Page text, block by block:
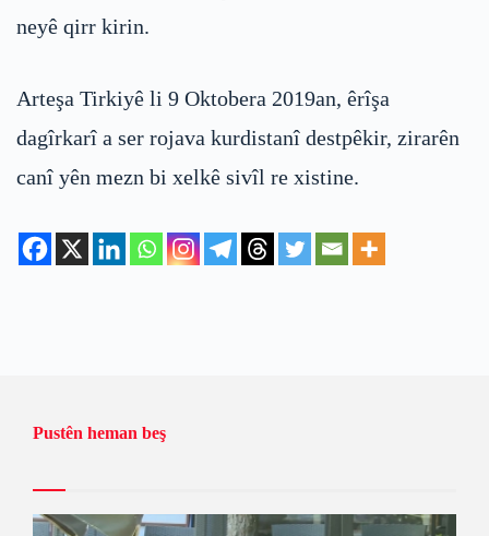
neyê qirr kirin.
Arteşa Tirkiyê li 9 Oktobera 2019an, êrîşa
dagîrkarî a ser rojava kurdistanî destpêkir, zirarên
canî yên mezn bi xelkê sivîl re xistine.
Pustên heman beş